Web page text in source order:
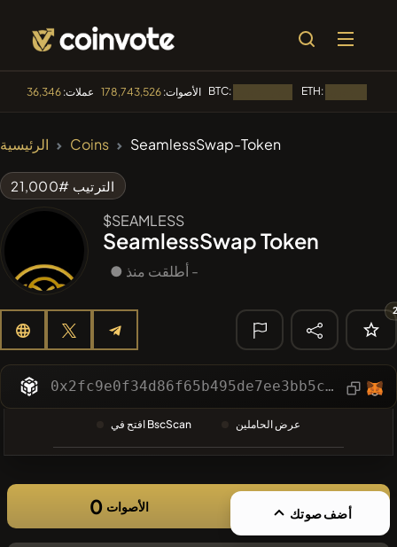
عملات:36,346 الأصوات:178,743,526 BTC: ETH:
BullSync BULLSYNC
#1135
FYRA#276
🔎 البحث
الأخير
عملات مشفرة
الرئيسية Coins SeamlessSwap-Token
الترتيب #21,000
$SEAMLESS
SeamlessSwap Token
● أطلقت منذ -
0x2fc9e0f34d86f65b495de7ee3bb5cbeac7f92b04
افتح في BscScan عرض الحاملين
0 الأصوات أضف صوتك